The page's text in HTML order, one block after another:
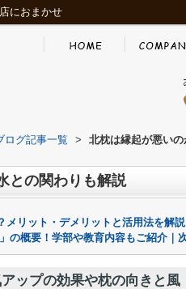
におまかせ
ログ記事一覧 >
北枕は縁起が悪い
との関わりも解説
リット・デメリットと活用法を解説
の概要！学部や教育内容もご紹介｜
ップの効果や枕の向きと風